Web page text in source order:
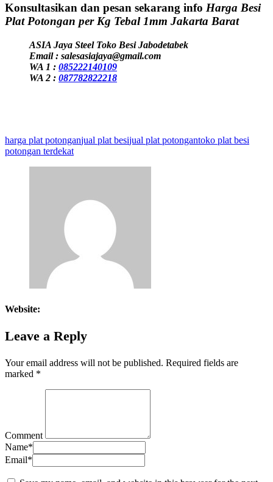
Konsultasikan dan pesan sekarang info Harga Besi
Plat Potongan per Kg Tebal 1mm Jakarta Barat
ASIA Jaya Steel Toko Besi Jabodetabek
Email : salesasiajaya@gmail.com
WA 1 : 085222140109
WA 2 : 087782822218
harga plat potonganjual plat besijual plat potongantoko plat besi
potongan terdekat
Website:
Leave a Reply
Your email address will not be published. Required fields are
marked *
Comment
Name*
Email*